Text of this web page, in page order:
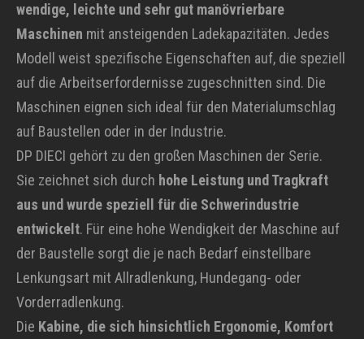
wendige, leichte und sehr gut manövrierbare
Maschinen mit ansteigenden Ladekapazitäten. Jedes
Modell weist spezifische Eigenschaften auf, die speziell
auf die Arbeitserfordernisse zugeschnitten sind. Die
Maschinen eignen sich ideal für den Materialumschlag
auf Baustellen oder in der Industrie.
DP DIECI gehört zu den großen Maschinen der Serie.
Sie zeichnet sich durch hohe Leistung und Tragkraft
aus und wurde speziell für die Schwerindustrie
entwickelt. Für eine hohe Wendigkeit der Maschine auf
der Baustelle sorgt die je nach Bedarf einstellbare
Lenkungsart mit Allradlenkung, Hundegang- oder
Vorderradlenkung.
Die Kabine, die sich hinsichtlich Ergonomie, Komfort